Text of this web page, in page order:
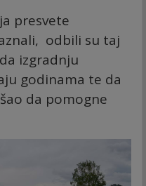
presvete
odbili su taj
izgradnju
godinama te da
da pomogne